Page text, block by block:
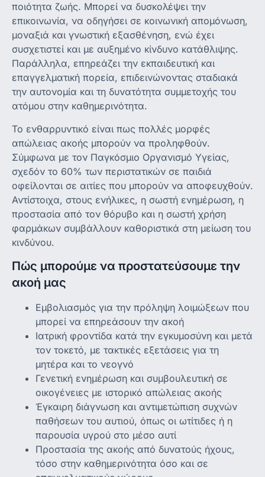
ποιότητα ζωής. Μπορεί να δυσκολέψει την
επικοινωνία, να οδηγήσει σε κοινωνική απομόνωση,
μοναξιά και γνωστική εξασθένηση, ενώ έχει
συσχετιστεί και με αυξημένο κίνδυνο κατάθλιψης.
Παράλληλα, επηρεάζει την εκπαιδευτική και
επαγγελματική πορεία, επιδεινώνοντας σταδιακά
την αυτονομία και τη δυνατότητα συμμετοχής του
ατόμου στην καθημερινότητα.
Το ενθαρρυντικό είναι πως πολλές μορφές
απώλειας ακοής μπορούν να προληφθούν.
Σύμφωνα με τον Παγκόσμιο Οργανισμό Υγείας,
σχεδόν το 60% των περιστατικών σε παιδιά
οφείλονται σε αιτίες που μπορούν να αποφευχθούν.
Αντίστοιχα, στους ενήλικες, η σωστή ενημέρωση, η
προστασία από τον θόρυβο και η σωστή χρήση
φαρμάκων συμβάλλουν καθοριστικά στη μείωση του
κινδύνου.
Πώς μπορούμε να προστατεύσουμε την
ακοή μας
Εμβολιασμός για την πρόληψη λοιμώξεων που
μπορεί να επηρεάσουν την ακοή
Ιατρική φροντίδα κατά την εγκυμοσύνη και μετά
τον τοκετό, με τακτικές εξετάσεις για τη
μητέρα και το νεογνό
Γενετική ενημέρωση και συμβουλευτική σε
οικογένειες με ιστορικό απώλειας ακοής
Έγκαιρη διάγνωση και αντιμετώπιση συχνών
παθήσεων του αυτιού, όπως οι ωτίτιδες ή η
παρουσία υγρού στο μέσο αυτί
Προστασία της ακοής από δυνατούς ήχους,
τόσο στην καθημερινότητα όσο και σε